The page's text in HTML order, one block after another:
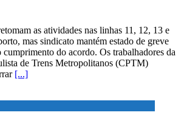
as atividades nas linhas 11, 12, 13 e
mas sindicato mantém estado de greve
cumprimento do acordo. Os trabalhadores da
de Trens Metropolitanos (CPTM)
[...]